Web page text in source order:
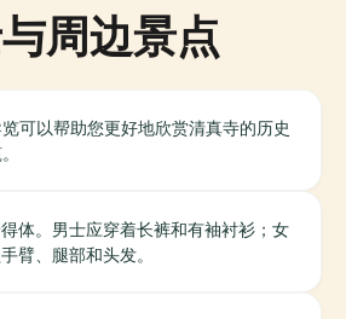
周边景点
可以帮助您更好地欣赏清真寺的历史
体。男士应穿着长裤和有袖衬衫；女
臂、腿部和头发。